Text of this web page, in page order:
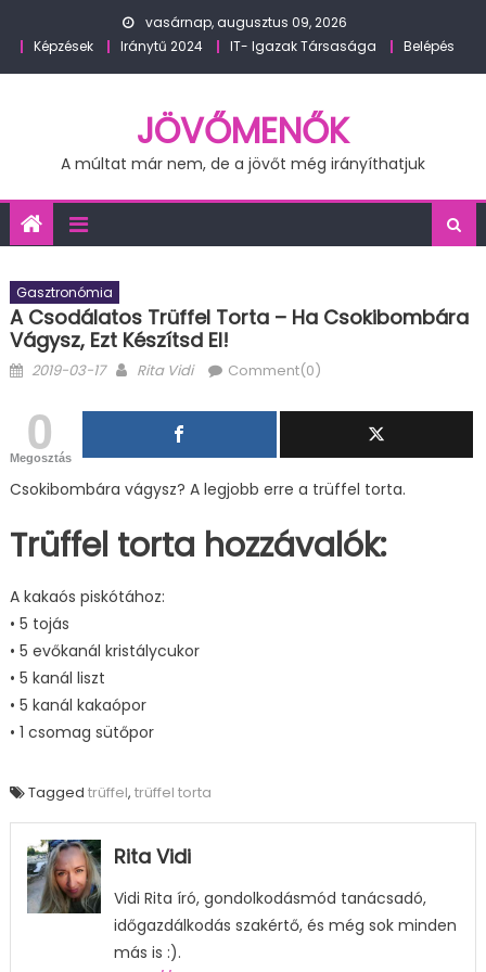
vasárnap, augusztus 09, 2026
Képzések
Iránytű 2024 IT- Igazak Társasága Belépés
JÖVŐMENŐK
A múltat már nem, de a jövőt még irányíthatjuk
Gasztronómia
A Csodálatos Trüffel Torta – Ha Csokibombára
Vágysz, Ezt Készítsd El!
Posted
2019-03-17 Author
Rita Vidi Comment(0)
0
Megosztás
Csokibombára vágysz? A legjobb erre a trüffel torta.
Trüffel torta hozzávalók:
A kakaós piskótához:
• 5 tojás
• 5 evőkanál kristálycukor
• 5 kanál liszt
• 5 kanál kakaópor
• 1 csomag sütőpor
Tagged trüffel, trüffel torta
Rita Vidi
Vidi Rita író, gondolkodásmód tanácsadó,
időgazdálkodás szakértő, és még sok minden
más is :).